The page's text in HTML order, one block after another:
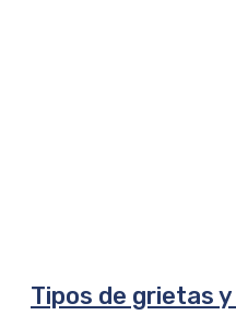
Tipos de grietas